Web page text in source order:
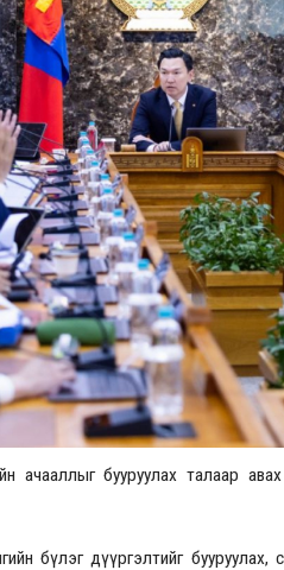
ачааллыг бууруулах талаар
бүлэг дүүргэлтийг